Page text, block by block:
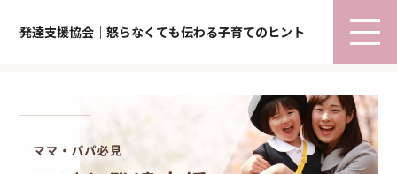
発達支援協会｜怒らなくても伝わる子育てのヒント